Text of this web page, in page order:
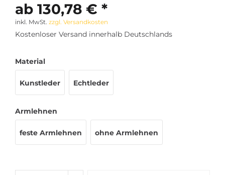
ab 130,78 € *
inkl. MwSt. zzgl. Versandkosten
Kostenloser Versand innerhalb Deutschlands
Material
Kunstleder Echtleder
Armlehnen
feste Armlehnen ohne Armlehnen